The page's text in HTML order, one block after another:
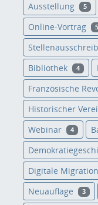
Ausstellung 5
Online-Vortrag 5
Bibliothek 4
Französische
Historischer
Webinar 4
Digitale
Neuauflage 3